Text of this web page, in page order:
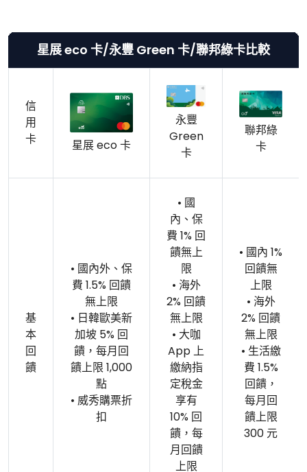
星展 eco 卡/永豐 Green 卡/聯邦綠卡比較
信
用
卡
星展 eco 卡
永豐
Green
卡
聯邦綠
卡
基
本
回
饋
• 國內外、保
費 1.5% 回饋
無上限
• 日韓歐美新
加坡 5% 回
饋，每月回
饋上限 1,000
點
• 威秀購票折
扣
• 國
內、保
費 1% 回
饋無上
限
• 海外
2% 回饋
無上限
• 大咖
App 上
繳納指
定稅金
享有
10% 回
饋，每
月回饋
上限
• 國內 1%
回饋無
上限
• 海外
2% 回饋
無上限
• 生活繳
費 1.5%
回饋，
每月回
饋上限
300 元